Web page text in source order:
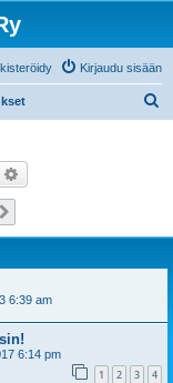
Kirjaudu sisään
6:39 am
6:14 pm
1 2 3 4